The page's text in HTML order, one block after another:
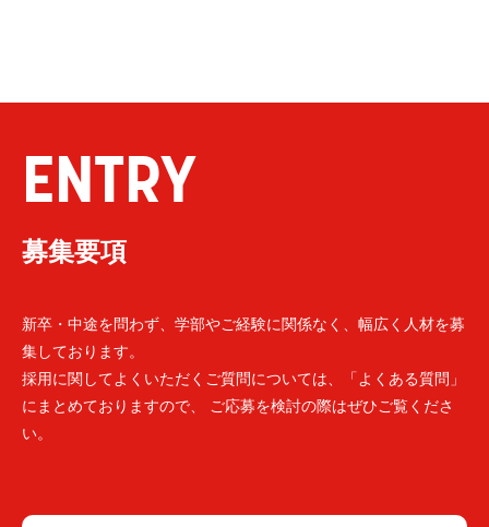
ENTRY
募集要項
新卒・中途を問わず、学部やご経験に関係なく、幅広く人材を募
集しております。
採用に関してよくいただくご質問については、「よくある質問」
にまとめておりますので、 ご応募を検討の際はぜひご覧くださ
い。